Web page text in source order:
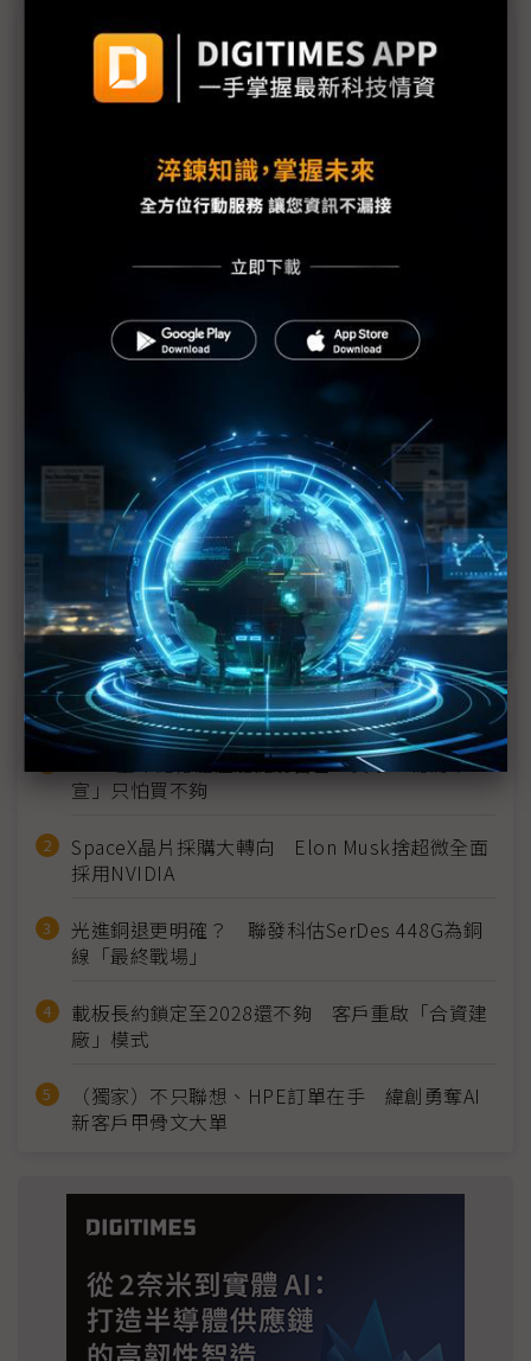
議題精選－不一樣的大型看板：全彩電子紙
能見度大增 三星、夏普、飛利浦導入全彩電子紙廣
需求復甦不是曇花一現 宇瞻看2025是記憶體好年
振曜董座換人 看好彩色閱讀器換機潮湧現
電子紙DDI庫存回補力道湧現
業界期待彩色規格升級潮
元太擁電子紙訂價權 看重滲透率甚於毛利率
從最佳人氣到最佳顯示科技，元太哪項技術風靡
SID？
近７天熱門報導
2027全年記憶體產能提前售罄 買家「祕而不
宣」只怕買不夠
SpaceX晶片採購大轉向 Elon Musk捨超微全面
採用NVIDIA
光進銅退更明確？ 聯發科估SerDes 448G為銅
線「最終戰場」
載板長約鎖定至2028還不夠 客戶重啟「合資建
廠」模式
（獨家）不只聯想、HPE訂單在手 緯創勇奪AI
新客戶甲骨文大單